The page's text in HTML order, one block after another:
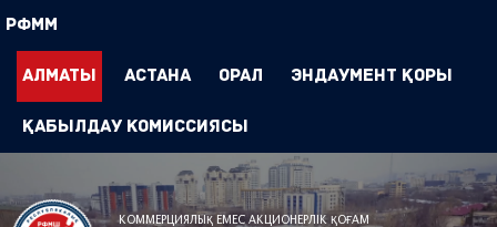
РФММ
Алматы Астана Орал Эндаумент Қоры
Қабылдау комиссиясы
КОММЕРЦИЯЛЫҚ ЕМЕС АКЦИОНЕРЛІК ҚОҒАМ